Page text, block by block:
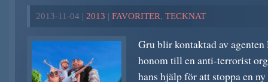
2013-11-04 | 2013 | FAVORITER, TECKNAT
Gru blir kontaktad av
honom till en anti-terrorist
hans hjälp för att stoppa en